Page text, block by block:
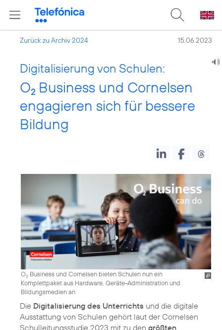
Zurück zu Archiv 2024 15.06.2023
Digitalisierung von Schulen:
O2 Business und Cornelsen
engagieren sich für bessere
Bildung
O2 Business und Cornelsen bieten Schulen nun ein
Komplettpaket aus Hardware, Geräte-Administration und
Bildungsmedien an
Die Digitalisierung des Unterrichts und die digitale
Ausstattung von Schulen gehört laut der Cornelsen
Schulleitungsstudie 2023 mit zu den größten